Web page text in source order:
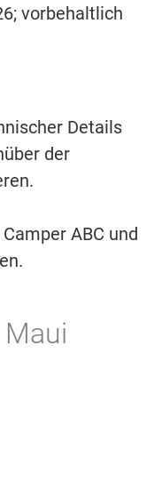
vorbehaltlich
Details
der
ABC und